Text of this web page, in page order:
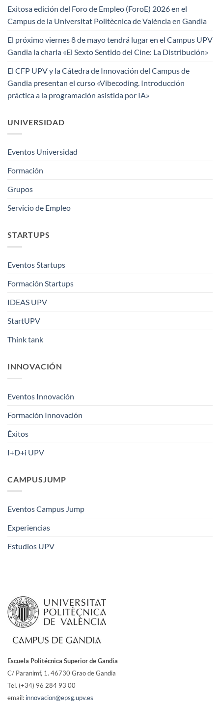
Exitosa edición del Foro de Empleo (ForoE) 2026 en el
Campus de la Universitat Politècnica de València en Gandia
El próximo viernes 8 de mayo tendrá lugar en el Campus UPV
Gandia la charla «El Sexto Sentido del Cine: La Distribución»
El CFP UPV y la Cátedra de Innovación del Campus de
Gandia presentan el curso «Vibecoding. Introducción
práctica a la programación asistida por IA»
UNIVERSIDAD
Eventos Universidad
Formación
Grupos
Servicio de Empleo
STARTUPS
Eventos Startups
Formación Startups
IDEAS UPV
StartUPV
Think tank
INNOVACIÓN
Eventos Innovación
Formación Innovación
Éxitos
I+D+i UPV
CAMPUSJUMP
Eventos Campus Jump
Experiencias
Estudios UPV
Escuela Politécnica Superior de Gandia
C/ Paranimf, 1. 46730 Grao de Gandia
Tel. (+34) 96 284 93 00
email: innovacion@epsg.upv.es